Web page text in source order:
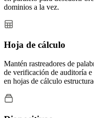
dominios a la vez.
Hoja de cálculo
Mantén rastreadores de
de verificación de auditoría
en hojas de cálculo